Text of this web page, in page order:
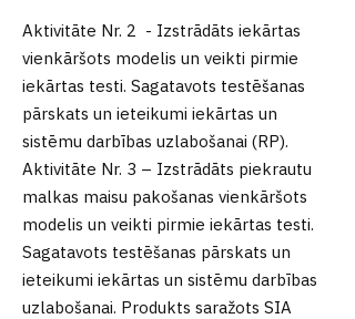
Aktivitāte Nr. 2 - Izstrādāts iekārtas
vienkāršots modelis un veikti pirmie
iekārtas testi. Sagatavots testēšanas
pārskats un ieteikumi iekārtas un
sistēmu darbības uzlabošanai (RP).
Aktivitāte Nr. 3 – Izstrādāts piekrautu
malkas maisu pakošanas vienkāršots
modelis un veikti pirmie iekārtas testi.
Sagatavots testēšanas pārskats un
ieteikumi iekārtas un sistēmu darbības
uzlabošanai. Produkts saražots SIA